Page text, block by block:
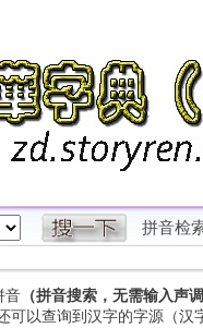
拼音检
音（拼音搜索，无需输入声调
以查询到汉字的字源（